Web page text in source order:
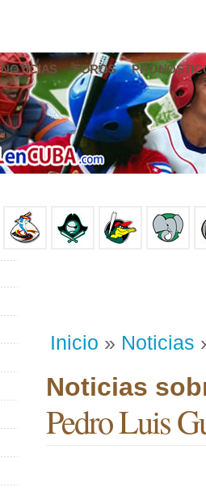
NOTICIAS FOROS
Inicio » Noticias
Noticias
Pedro Luis